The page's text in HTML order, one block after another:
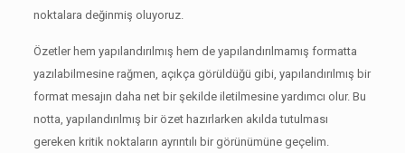
noktalara değinmiş oluyoruz.
Özetler hem yapılandırılmış hem de yapılandırılmamış formatta
yazılabilmesine rağmen, açıkça görüldüğü gibi, yapılandırılmış bir
format mesajın daha net bir şekilde iletilmesine yardımcı olur. Bu
notta, yapılandırılmış bir özet hazırlarken akılda tutulması
gereken kritik noktaların ayrıntılı bir görünümüne geçelim.